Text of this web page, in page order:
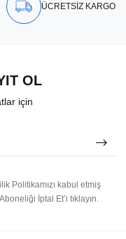
ÜCRETSİZ KARGO
OL
için
Politikamızı kabul etmiş
İptal Et’i tıklayın.